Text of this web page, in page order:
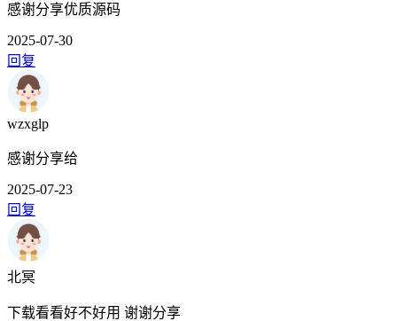
感谢分享优质源码
2025-07-30
回复
wzxglp
感谢分享给
2025-07-23
回复
北冥
下载看看好不好用 谢谢分享